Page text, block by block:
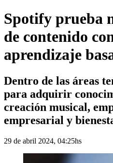
Spotify prueba
de contenido
aprendizaje
Dentro de las áreas
para adquirir
creación musical,
empresarial y
29 de abril 2024, 04:25hs